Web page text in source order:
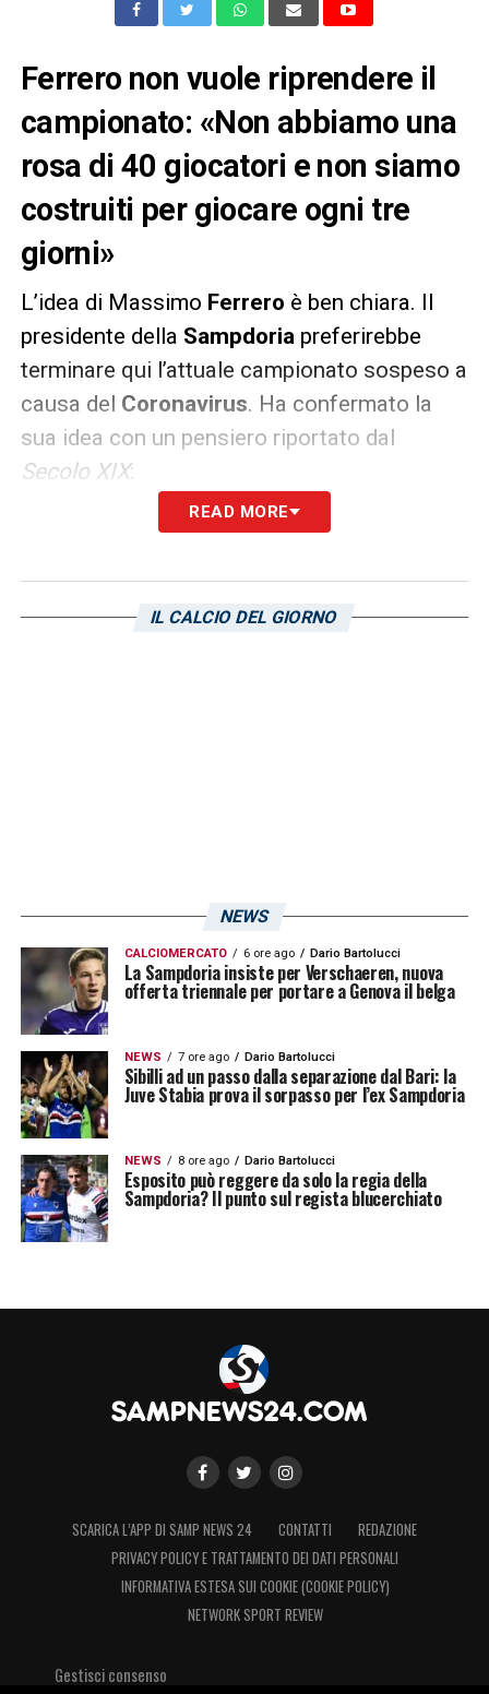
Ferrero non vuole riprendere il
campionato: «Non abbiamo una
rosa di 40 giocatori e non siamo
costruiti per giocare ogni tre
giorni»
L’idea di Massimo Ferrero è ben chiara. Il
presidente della Sampdoria preferirebbe
terminare qui l’attuale campionato sospeso a
causa del Coronavirus. Ha confermato la
sua idea con un pensiero riportato dal
Secolo XIX:
«Non abbiamo una rosa di 40 giocatori, non
chiosa il patron blucerchiato.
READ MORE
IL CALCIO DEL GIORNO
NEWS
CALCIOMERCATO 6 ore ago Dario Bartolucci
La Sampdoria insiste per Verschaeren, nuova
offerta triennale per portare a Genova il belga
NEWS 7 ore ago Dario Bartolucci
Sibilli ad un passo dalla separazione dal Bari: la
Juve Stabia prova il sorpasso per l’ex Sampdoria
NEWS 8 ore ago Dario Bartolucci
Esposito può reggere da solo la regia della
Sampdoria? Il punto sul regista blucerchiato
SCARICA L’APP DI SAMP NEWS 24 CONTATTI
REDAZIONE
PRIVACY POLICY E TRATTAMENTO DEI DATI PERSONALI
INFORMATIVA ESTESA SUI COOKIE (COOKIE POLICY)
NETWORK SPORT REVIEW
Gestisci consenso